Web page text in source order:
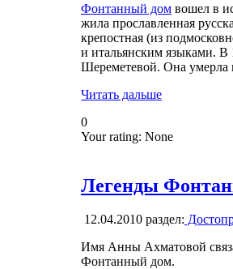
Фонтанный дом вошел в
жила прославленная
крепостная (из
и итальянским языками. В
Шереметевой. Она умерла
Читать дальше
0
Your rating: None
Легенды
12.04.2010 раздел:
Имя Анны Ахматовой
Фонтанный дом.